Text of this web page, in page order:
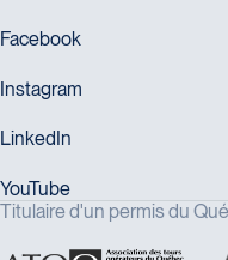
Titulaire d'un permis du